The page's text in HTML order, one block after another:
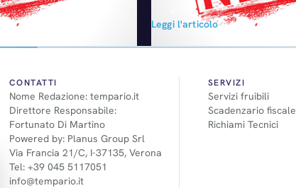
Volvo Trucks,
Truck. Le azioni
progettata e sviluppata da
noto esponente a livello
Regionale Autoriparazione e
Gruppo Riparatori (che
autoriparatori, gli elettrauto ed i
pubblicazione è…
Leggi l'articolo
CONTATTI
Nome Redazione: tempario.it
Direttore Responsabile:
Fortunato Di Martino
Powered by: Planus Group Srl
Via Francia 21/C, I-37135, Verona
Tel: +39 045 5117051
info@tempario.it
SERVIZI
Servizi fruibili
Scadenzario fiscale
Richiami Tecnici